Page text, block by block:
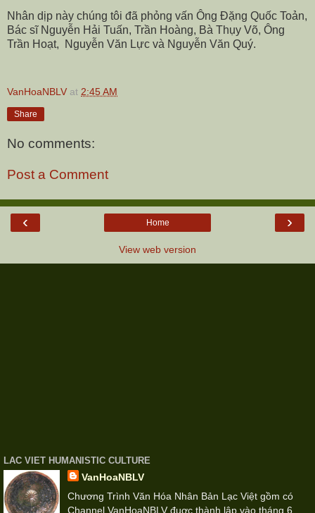
Nhân dịp này chúng tôi đã phỏng vấn Ông Đặng Quốc Toản,
Bác sĩ Nguyễn Hải Tuấn, Trần Hoàng, Bà Thụy Võ, Ông
Trần Hoạt,
Nguyễn Văn Lực và Nguyễn Văn Quý.
VanHoaNBLV at 2:45 AM
Share
No comments:
Post a Comment
‹ ›
Home
View web version
LAC VIET HUMANISTIC CULTURE
VanHoaNBLV
Chương Trình Văn Hóa Nhân Bản Lạc Việt gồm có
Channel VanHoaNBLV đuợc thành lập vào tháng 6